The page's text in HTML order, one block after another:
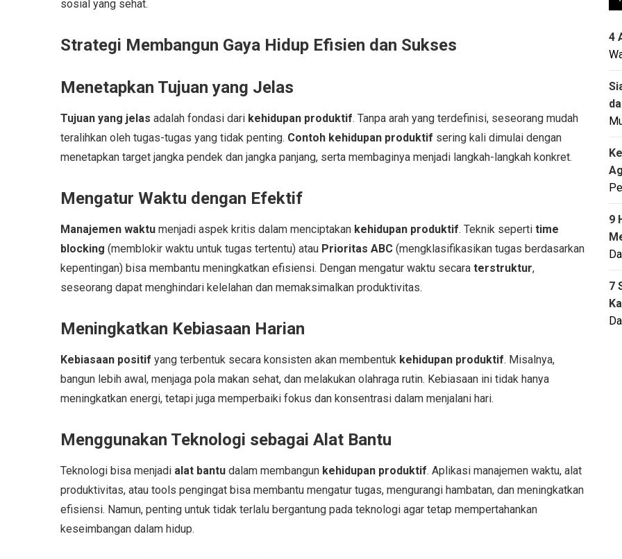
sosial yang sehat.
Strategi Membangun Gaya Hidup Efisien dan Sukses
Menetapkan Tujuan yang Jelas
Tujuan yang jelas adalah fondasi dari kehidupan produktif. Tanpa arah yang terdefinisi, seseorang mudah
teralihkan oleh tugas-tugas yang tidak penting. Contoh kehidupan produktif sering kali dimulai dengan
menetapkan target jangka pendek dan jangka panjang, serta membaginya menjadi langkah-langkah konkret.
Mengatur Waktu dengan Efektif
Manajemen waktu menjadi aspek kritis dalam menciptakan kehidupan produktif. Teknik seperti time
blocking (memblokir waktu untuk tugas tertentu) atau Prioritas ABC (mengklasifikasikan tugas berdasarkan
kepentingan) bisa membantu meningkatkan efisiensi. Dengan mengatur waktu secara terstruktur,
seseorang dapat menghindari kelelahan dan memaksimalkan produktivitas.
Meningkatkan Kebiasaan Harian
Kebiasaan positif yang terbentuk secara konsisten akan membentuk kehidupan produktif. Misalnya,
bangun lebih awal, menjaga pola makan sehat, dan melakukan olahraga rutin. Kebiasaan ini tidak hanya
meningkatkan energi, tetapi juga memperbaiki fokus dan konsentrasi dalam menjalani hari.
Menggunakan Teknologi sebagai Alat Bantu
Teknologi bisa menjadi alat bantu dalam membangun kehidupan produktif. Aplikasi manajemen waktu, alat
produktivitas, atau tools pengingat bisa membantu mengatur tugas, mengurangi hambatan, dan meningkatkan
efisiensi. Namun, penting untuk tidak terlalu bergantung pada teknologi agar tetap mempertahankan
keseimbangan dalam hidup.
4
9
7